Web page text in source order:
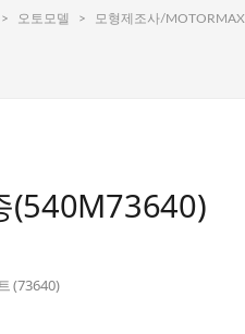
> 오토모델 > 모형제조사/MOTORMAX
(540M73640)
(73640)